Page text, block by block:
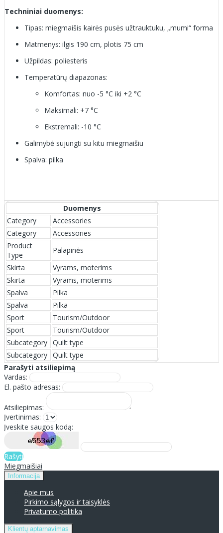
Techniniai duomenys:
Tipas: miegmaišis kairės pusės užtrauktuku, „mumi“ forma
Matmenys: ilgis 190 cm, plotis 75 cm
Užpildas: poliesteris
Temperatūrų diapazonas:
Komfortas: nuo -5 °C iki +2 °C
Maksimali: +7 °C
Ekstremali: -10 °C
Galimybė sujungti su kitu miegmaišiu
Spalva: pilka
Duomenys
Category
Accessories
Category
Accessories
Product
Type
Palapinės
Skirta
Vyrams, moterims
Skirta
Vyrams, moterims
Spalva
Pilka
Spalva
Pilka
Sport
Tourism/Outdoor
Sport
Tourism/Outdoor
Subcategory Quilt type
Subcategory Quilt type
Parašyti atsiliepimą
Vardas:
El. pašto adresas:
Atsiliepimas:
Įvertinimas:
Įveskite saugos kodą:
Rašyti
Miegmaišiai
Informacija
Apie mus
Pirkimo sąlygos ir taisyklės
Privatumo politika
Klientų aptarnavimas